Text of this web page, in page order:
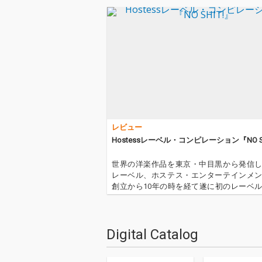
レビュー
Hostessレーベル・コンピレーション『NO
世界の洋楽作品を東京・中目黒から発信
レーベル、ホステス・エンターテインメン
創立から10年の時を経て遂に初のレーベ
ピレーションをリリースする。ドミノ・
Digital Catalog